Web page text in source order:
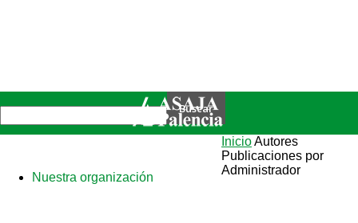
Nuestra organización
InicioAutores
Publicaciones por
Administrador